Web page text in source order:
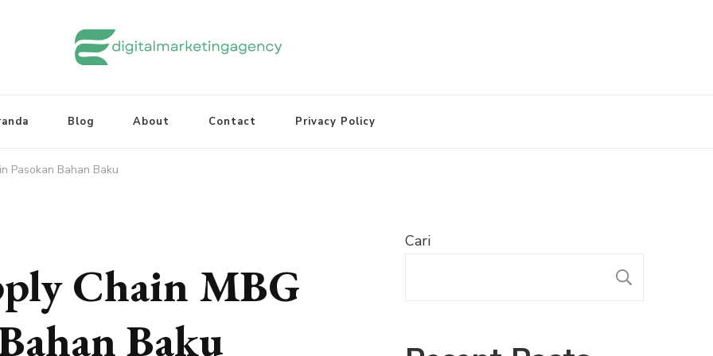
Blog About Contact Privacy Policy
Pasokan Bahan Baku
Chain MBG
Baku
Cari